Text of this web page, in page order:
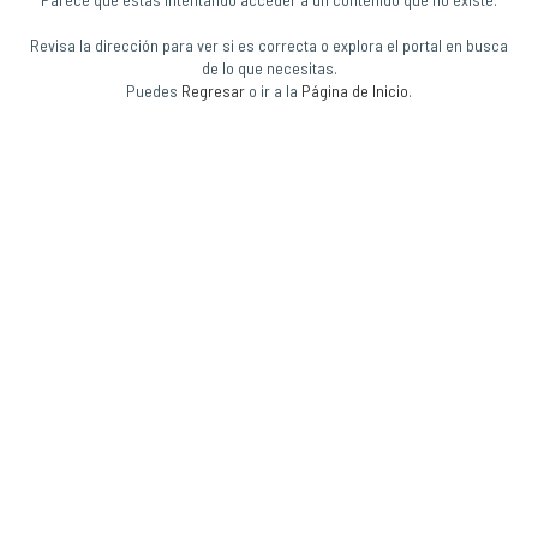
Revisa la dirección para ver si es correcta o explora el portal en busca
de lo que necesitas.
Puedes Regresar o ir a la Página de Inicio.